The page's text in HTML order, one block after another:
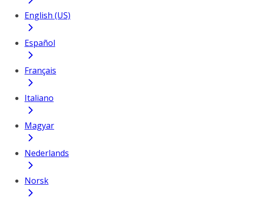
English (US)
Español
Français
Italiano
Magyar
Nederlands
Norsk